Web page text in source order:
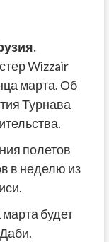
Wizzair
марта. Об
Турнава
полетов
в неделю из
будет